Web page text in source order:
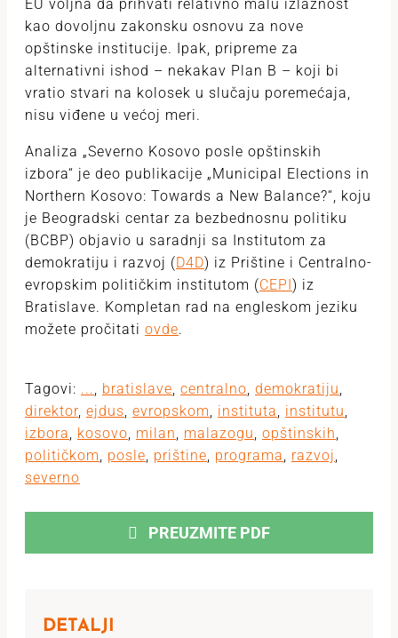
EU voljna da prihvati relativno malu izlaznost
kao dovoljnu zakonsku osnovu za nove
opštinske institucije. Ipak, pripreme za
alternativni ishod – nekakav Plan B – koji bi
vratio stvari na kolosek u slučaju poremećaja,
nisu viđene u većoj meri.
Analiza „Severno Kosovo posle opštinskih
izbora“ je deo publikacije „Municipal Elections in
Northern Kosovo: Towards a New Balance?“, koju
je Beogradski centar za bezbednosnu politiku
(BCBP) objavio u saradnji sa Institutom zа
demokratiju i rаzvoj (D4D) iz Prištine i Centrаlno-
evropskim političkim institutom (CEPI) iz
Bratislave. Kompletan rad na engleskom jeziku
možete pročitati ovde.
Tagovi: ..., bratislave, centrаlno, demokratiju,
direktor, ejdus, evropskom, instituta, institutu,
izbora, kosovo, milan, mаlаzogu, opštinskih,
političkom, posle, prištine, programa, razvoj,
severno
PREUZMITE PDF
DETALJI